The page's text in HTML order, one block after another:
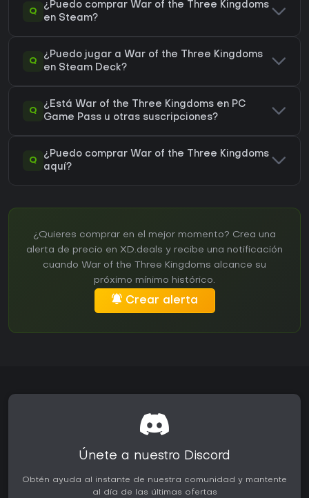
Q
¿Puedo comprar War of the Three Kingdoms
en Steam?
Q
¿Puedo jugar a War of the Three Kingdoms
en Steam Deck?
Q
¿Está War of the Three Kingdoms en PC
Game Pass u otras suscripciones?
Q
¿Puedo comprar War of the Three Kingdoms
aquí?
¿Quieres comprar en el mejor momento? Crea una
alerta de precio en XD.deals y recibe una notificación
cuando War of the Three Kingdoms alcance su
próximo mínimo histórico.
Crear alerta
Únete a nuestro Discord
Obtén ayuda al instante de nuestra comunidad y mantente
al día de las últimas ofertas